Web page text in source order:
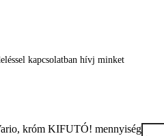
kapcsolatban hívj minket
króm KIFUTÓ! mennyiség